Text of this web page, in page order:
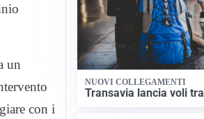
un
con i
NUOVI COLLEGAMENTI
Transavia lancia voli